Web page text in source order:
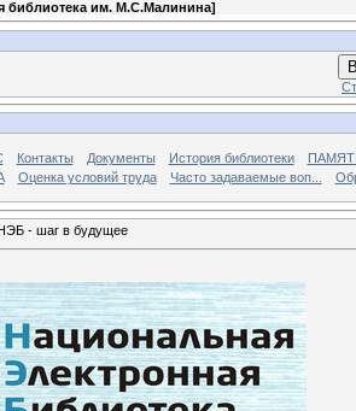
библиотека им. М.С.Малинина]
Контакты Документы История библиотеки
Оценка условий труда Часто задаваемые воп...
- шаг в будущее